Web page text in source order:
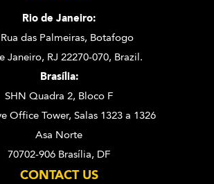
Rio de Janeiro:
das Palmeiras, Botafogo
Janeiro, RJ 22270-070, Brazil.
Brasília:
SHN Quadra 2, Bloco F
Office Tower, Salas 1323 a 1326
Asa Norte
70702-906 Brasília, DF
CONTACT US